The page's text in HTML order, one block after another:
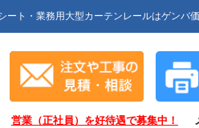
ト・業務用大型カーテンレールはゲンバ
営業（正社員）を好待遇で募集中！